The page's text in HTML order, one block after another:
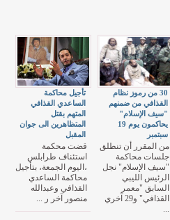
تأجيل محاكمة
الساعدي القذافي
المتهم بقتل
المتظاهرين الى جوان
المقبل
قضت محكمة
استئناف طرابلس
،اليوم الجمعة، بتأجيل
محاكمة الساعدي
القذافي وعبدالله
منصور آخر ر ...
30 من رموز نظام
القذافي من ضمنهم
"سيف الإسلام"
يحاكمون يوم 19
سبتمبر
من المقرر أن تنطلق
جلسات محاكمة
"سيف الإسلام" نجل
الرئيس الليبي
السابق "معمر
القذافي" و29 آخري
...